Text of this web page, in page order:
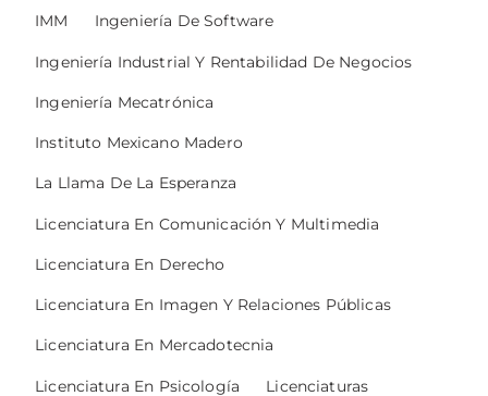
IMM Ingeniería De Software
Ingeniería Industrial Y Rentabilidad De Negocios
Ingeniería Mecatrónica
Instituto Mexicano Madero
La Llama De La Esperanza
Licenciatura En Comunicación Y Multimedia
Licenciatura En Derecho
Licenciatura En Imagen Y Relaciones Públicas
Licenciatura En Mercadotecnia
Licenciatura En Psicología Licenciaturas